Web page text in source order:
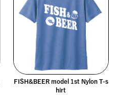
FISH&BEER model 1st Nylon T-s
hirt